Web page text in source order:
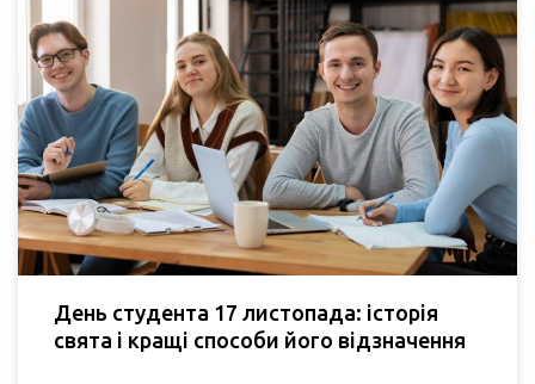
День студента 17 листопада: історія
свята і кращі способи його відзначення